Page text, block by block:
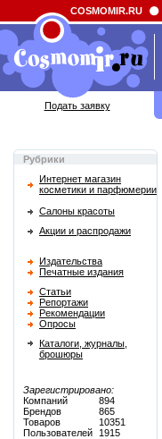
Field 'news_title' doesn't have a
Рубрики
Интернет магазин
косметики и парфюмерии
Салоны красоты
Акции и распродажи
Издательства
Печатные издания
Статьи
Репортажи
Рекомендации
Опросы
Каталоги, журналы,
брошюры
Зарегистрировано:
Компаний
894
Брендов
865
Товаров
10351
Пользователей
1915
COSMOMIR.RU
Подать заявку